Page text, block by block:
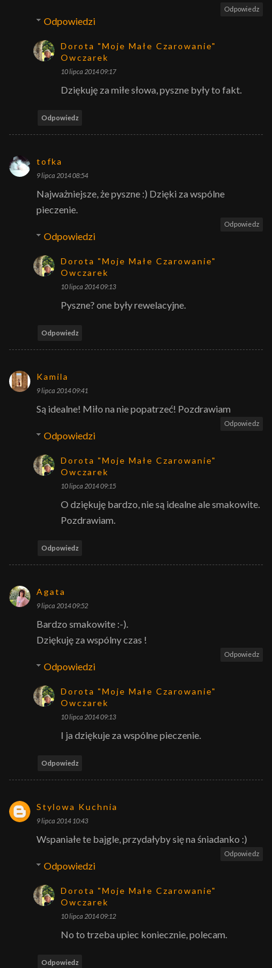
Odpowiedz
Odpowiedzi
Dorota "Moje Małe Czarowanie"
Owczarek
10 lipca 2014 09:17
Dziękuję za miłe słowa, pyszne były to fakt.
Odpowiedz
tofka
9 lipca 2014 08:54
Najważniejsze, że pyszne :) Dzięki za wspólne
pieczenie.
Odpowiedz
Odpowiedzi
Dorota "Moje Małe Czarowanie"
Owczarek
10 lipca 2014 09:13
Pyszne? one były rewelacyjne.
Odpowiedz
Kamila
9 lipca 2014 09:41
Są idealne! Miło na nie popatrzeć! Pozdrawiam
Odpowiedz
Odpowiedzi
Dorota "Moje Małe Czarowanie"
Owczarek
10 lipca 2014 09:15
O dziękuję bardzo, nie są idealne ale smakowite.
Pozdrawiam.
Odpowiedz
Agata
9 lipca 2014 09:52
Bardzo smakowite :-).
Dziękuję za wspólny czas !
Odpowiedz
Odpowiedzi
Dorota "Moje Małe Czarowanie"
Owczarek
10 lipca 2014 09:13
I ja dziękuje za wspólne pieczenie.
Odpowiedz
Stylowa Kuchnia
9 lipca 2014 10:43
Wspaniałe te bajgle, przydałyby się na śniadanko :)
Odpowiedz
Odpowiedzi
Dorota "Moje Małe Czarowanie"
Owczarek
10 lipca 2014 09:12
No to trzeba upiec koniecznie, polecam.
Odpowiedz